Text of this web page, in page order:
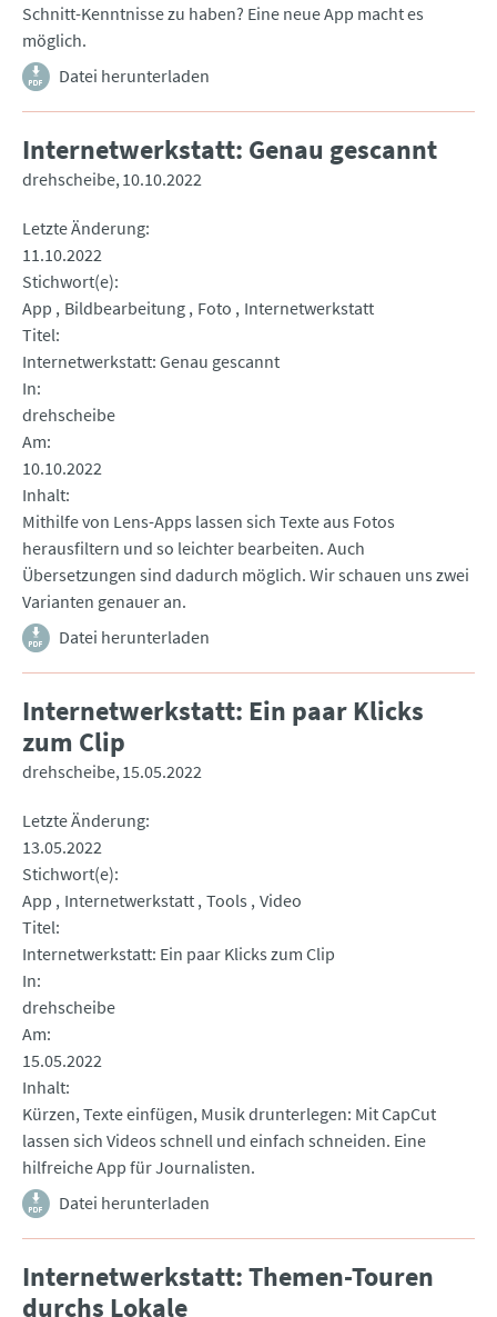
Schnitt-Kenntnisse zu haben? Eine neue App macht es
möglich.
Datei herunterladen
Internetwerkstatt: Genau gescannt
drehscheibe 10.10.2022
Letzte Änderung
11.10.2022
Stichwort(e)
App
Bildbearbeitung Foto
Internetwerkstatt
Titel
Internetwerkstatt: Genau gescannt
In
drehscheibe
Am
10.10.2022
Inhalt
Mithilfe von Lens-Apps lassen sich Texte aus Fotos
herausfiltern und so leichter bearbeiten. Auch
Übersetzungen sind dadurch möglich. Wir schauen uns zwei
Varianten genauer an.
Datei herunterladen
Internetwerkstatt: Ein paar Klicks
zum Clip
drehscheibe 15.05.2022
Letzte Änderung
13.05.2022
Stichwort(e)
App
Internetwerkstatt Tools Video
Titel
Internetwerkstatt: Ein paar Klicks zum Clip
In
drehscheibe
Am
15.05.2022
Inhalt
Kürzen, Texte einfügen, Musik drunterlegen: Mit CapCut
lassen sich Videos schnell und einfach schneiden. Eine
hilfreiche App für Journalisten.
Datei herunterladen
Internetwerkstatt: Themen-Touren
durchs Lokale